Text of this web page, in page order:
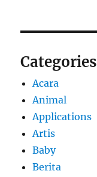
Categories
Acara
Animal
Applications
Artis
Baby
Berita